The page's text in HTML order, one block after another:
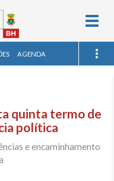
AGENDA
quinta termo de
política
e encaminhamento